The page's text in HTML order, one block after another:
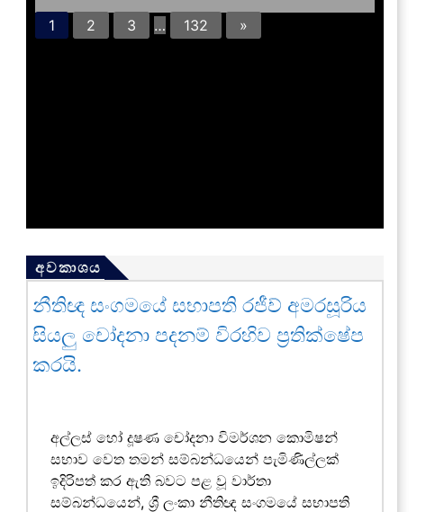
1 2 3 … 132 »
අවකාශය
නීතිඥ සංගමයේ සභාපති රජීව් අමරසූරිය
සියලු චෝදනා පදනම් විරහිව ප්‍රතික්ෂේප
කරයි.
අල්ලස් හෝ දූෂණ චෝදනා විමර්ශන කොමිෂන්
සභාව වෙත තමන් සම්බන්ධයෙන් පැමිණිල්ලක්
ඉදිරිපත් කර ඇති බවට පළ වූ වාර්තා
සම්බන්ධයෙන්, ශ්‍රී ලංකා නීතිඥ සංගමයේ සභාපති